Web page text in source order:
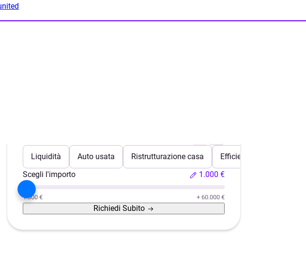
Liquidità Auto usata Ristrutturazione casa
Efficientamento
Scegli l'importo
1.000 €
1.000 € + 60.000 €
Richiedi Subito